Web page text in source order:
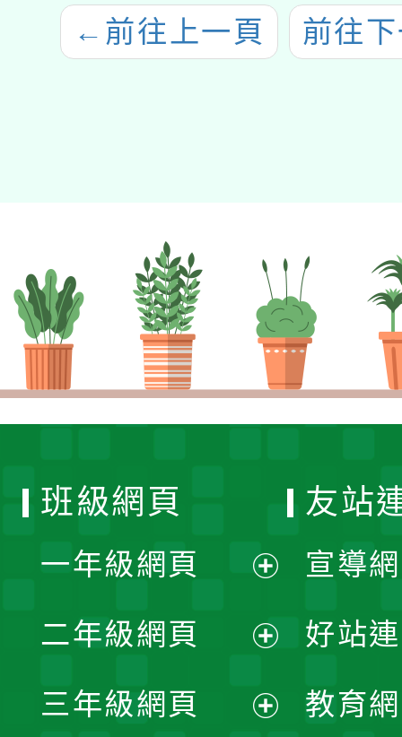
投縣
路二
報(
五、
間，
認定
地區
細則
點學
參
← 前往上一頁 前往
班級網頁
一年級網頁
開
選
二年級網頁
開
三年級網頁
友站
宣導
好站
教育